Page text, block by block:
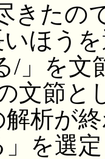
きたの
ほう
/」を文
文節と
析が
を選